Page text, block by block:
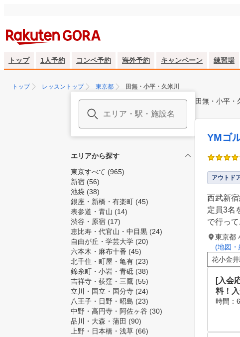
トップ 1人予約 コンペ予約 海外予約 キャンペーン 練習場
トップ レッスントップ 東京都 田無・小平・久米川
エリアから探す
東京すべて (965)
新宿 (56)
池袋 (38)
銀座・新橋・有楽町 (45)
表参道・青山 (14)
渋谷・原宿 (17)
恵比寿・代官山・中目黒 (24)
自由が丘・学芸大学 (20)
六本木・麻布十番 (45)
北千住・町屋・亀有 (23)
錦糸町・小岩・青砥 (38)
吉祥寺・荻窪・三鷹 (55)
立川・国立・国分寺 (24)
八王子・日野・昭島 (23)
中野・高円寺・阿佐ヶ谷 (30)
品川・大森・蒲田 (90)
上野・日本橋・浅草 (66)
田無・小平・
YMゴ
アウトド
西武新
定員3名
で行って
東京都
(地図・
花小金
[入会
料！
時間：